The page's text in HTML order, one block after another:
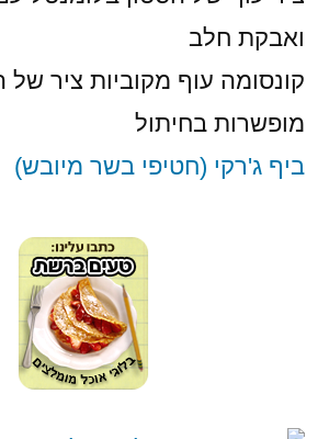
ואבקת חלב
קונסומה עוף מקוביות ציר של
מופשרות בחיתול
ביף ג'רקי (חטיפי בשר מיובש)